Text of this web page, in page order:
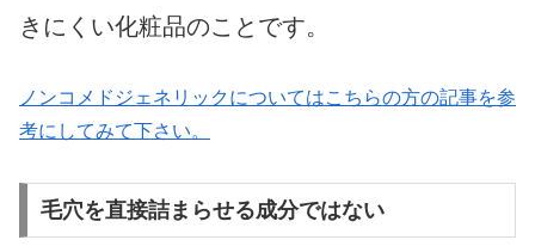
きにくい化粧品のことです。
ノンコメドジェネリックについてはこちらの方の記事を参
考にしてみて下さい。
毛穴を直接詰まらせる成分ではない